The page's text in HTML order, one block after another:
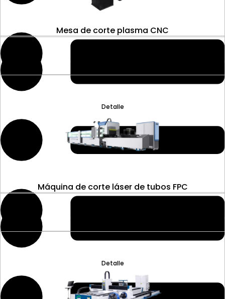
Detalle
Mesa de corte plasma CNC
Detalle
Máquina de corte láser de tubos FPC